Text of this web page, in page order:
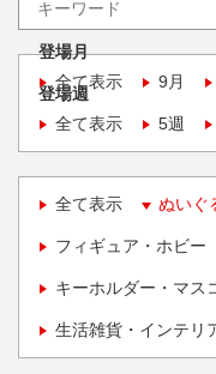
登場月
全て表示
9月
登場週
全て表示
5週
全て表示 ぬいぐ
フィギュア・ホビー
キーホルダー・マス
生活雑貨・インテリ